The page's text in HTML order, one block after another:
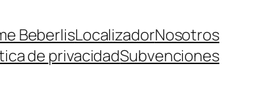
BeberlisLocalizadorNosotros
de privacidadSubvenciones